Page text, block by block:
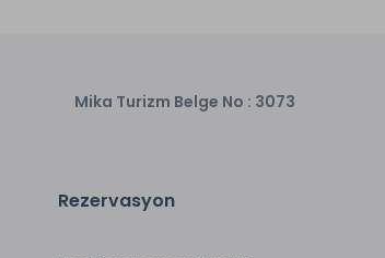
Mika Turizm Belge No : 3073
Rezervasyon